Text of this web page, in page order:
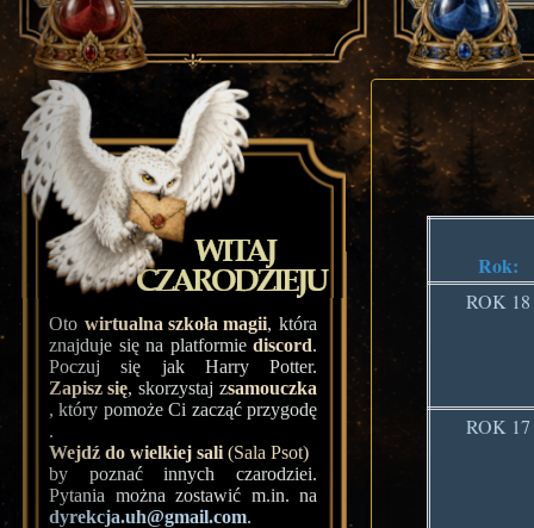
Oto wirtualna szkoła magii, która
znajduje się na platformie discord.
Poczuj się jak Harry Potter.
Zapisz się, skorzystaj zsamouczka
, który pomoże Ci zacząć przygodę
.
Wejdź do wielkiej sali (Sala Psot)
by poznać innych czarodziei.
Pytania można zostawić m.in. na
dyrekcja.uh@gmail.com.
Rok:
ROK 18
ROK 17